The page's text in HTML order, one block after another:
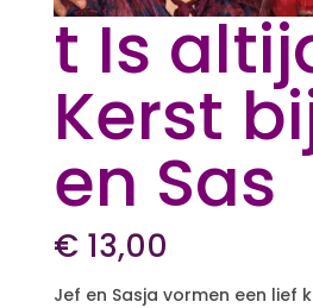
t Is
Kerst
en Sas
€13,00
Jef en Sasja vormen een lief